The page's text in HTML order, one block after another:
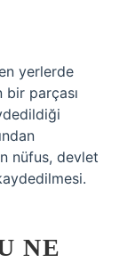
yerlerde
parçası
nüfus, devlet
NE